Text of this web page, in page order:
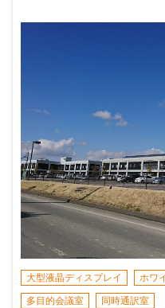
大型液晶ディスプレイ ホワ
多目的会議室
同時通訳室